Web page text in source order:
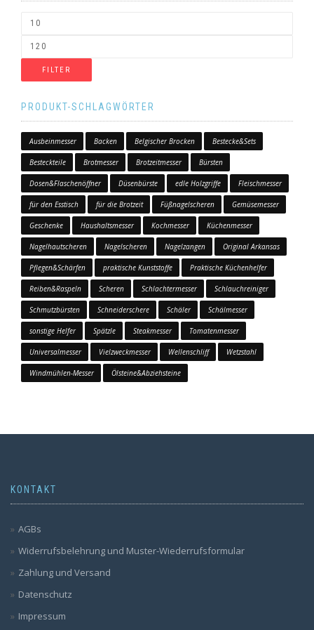
FILTER
PRODUKT-SCHLAGWÖRTER
Ausbeinmesser Backen Belgischer Brocken Bestecke&Sets
Besteckteile Brotmesser Brotzeitmesser Bürsten
Dosen&Flaschenöffner Düsenbürste edle Holzgriffe Fleischmesser
für den Esstisch für die Brotzeit Füßnagelscheren Gemüsemesser
Geschenke Haushaltsmesser Kochmesser Küchenmesser
Nagelhautscheren Nagelscheren Nagelzangen Original Arkansas
Pflegen&Schärfen praktische Kunststoffe Praktische Küchenhelfer
Reiben&Raspeln Scheren Schlachtermesser Schlauchreiniger
Schmutzbürsten Schneiderschere Schäler Schälmesser
sonstige Helfer Spätzle Steakmesser Tomatenmesser
Universalmesser Vielzweckmesser Wellenschliff Wetzstahl
Windmühlen-Messer Ölsteine&Abziehsteine
KONTAKT
AGBs
Widerrufsbelehrung und Muster-Wiederrufsformular
Zahlung und Versand
Datenschutz
Impressum